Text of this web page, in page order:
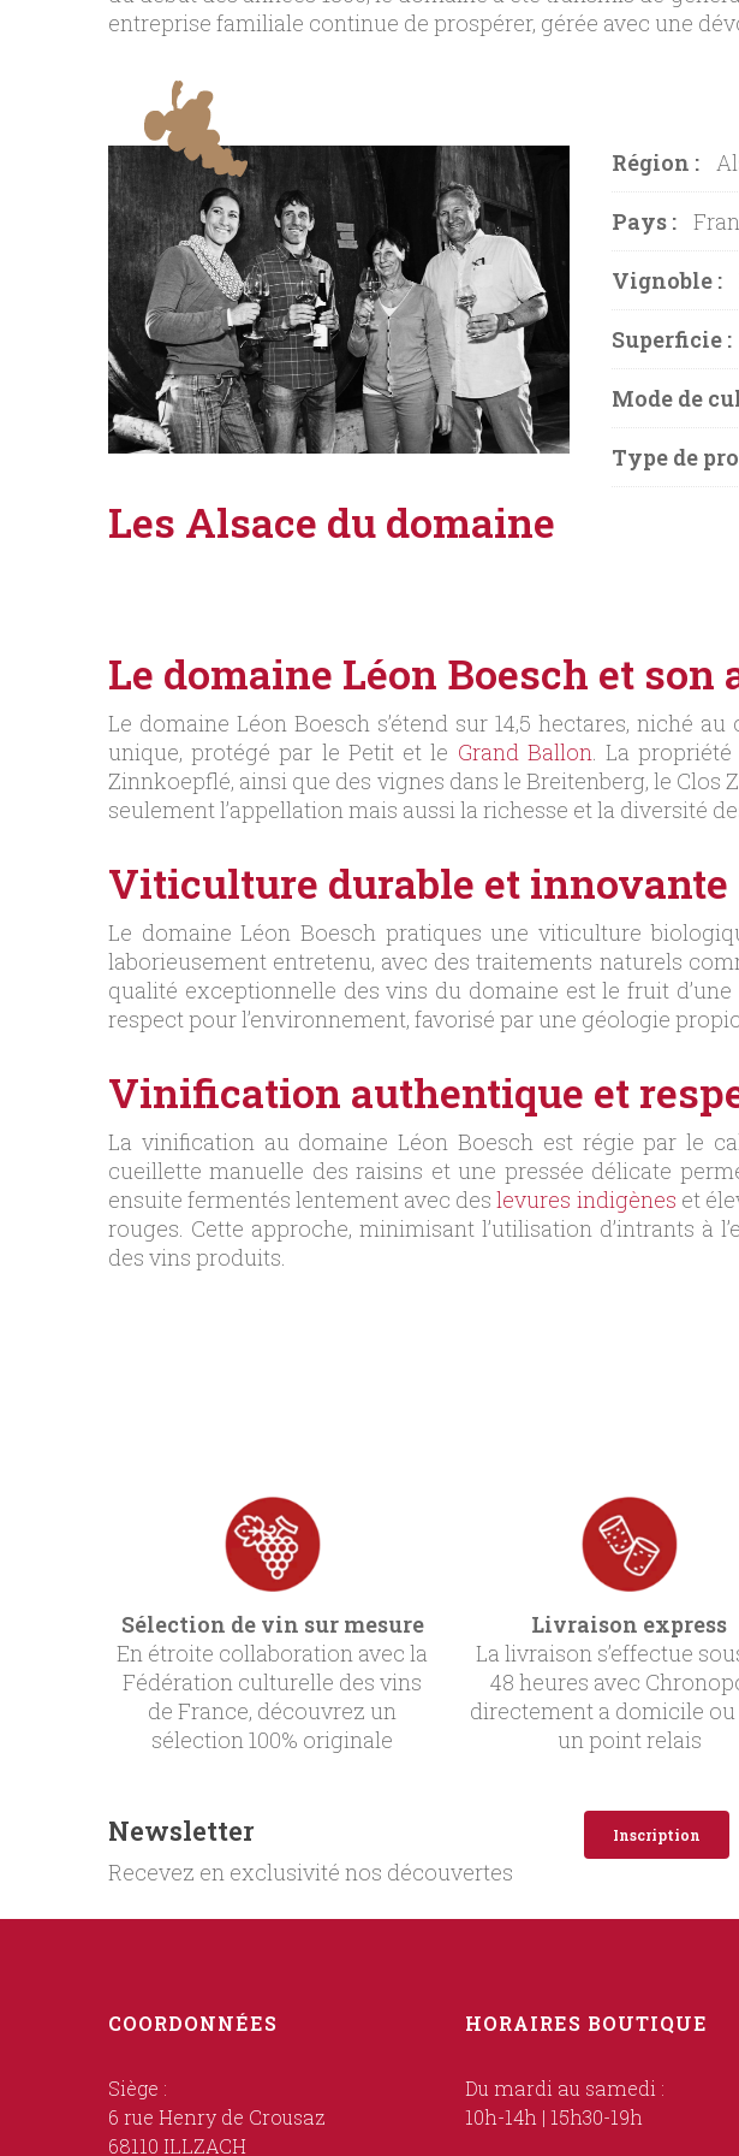
entreprise familiale continue de prospérer, gérée avec une
Région :
Pays :
Vignoble :
Superficie :
Mode de
Type de
Les Alsace du domaine
Le domaine Léon Boesch et
Le domaine Léon Boesch s’étend sur 14,5 hectares, niché
unique, protégé par le Petit et le Grand Ballon . La
Zinnkoepflé, ainsi que des vignes dans le Breitenberg, le
seulement l’appellation mais aussi la richesse et la diversité
Viticulture durable et innovante
Le domaine Léon Boesch pratiques une viticulture
laborieusement entretenu, avec des traitements naturels
qualité exceptionnelle des vins du domaine est le fruit
respect pour l’environnement, favorisé par une géologie
Vinification authentique et
La vinification au domaine Léon Boesch est régie par le
cueillette manuelle des raisins et une pressée délicate
ensuite fermentés lentement avec deslevures indigènes et
rouges. Cette approche, minimisant l’utilisation d’intrants à
des vins produits.
Sélection de vin sur mesure
En étroite collaboration avec la
Fédération culturelle des vins
de France, découvrez un
sélection 100% originale
Livraison express
La livraison s’effectue
48 heures avec
directement a domicile ou
un point relais
Newsletter
Recevez en exclusivité nos découvertes
Inscription
COORDONNÉES
Siège :
6 rue Henry de Crousaz
68110 ILLZACH
HORAIRES BOUTIQUE
Du mardi au samedi :
10h-14h | 15h30-19h